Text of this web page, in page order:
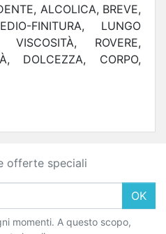
ALCOLICA, BREVE,
FINITURA, LUNGO
VISCOSITÀ, ROVERE,
DOLCEZZA, CORPO,
offerte speciali
OK
momenti. A questo scopo,